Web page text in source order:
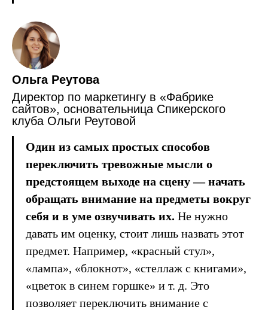
Ольга Реутова
Директор по маркетингу в «Фабрике
сайтов», основательница Спикерского
клуба Ольги Реутовой
Один из самых простых способов
переключить тревожные мысли о
предстоящем выходе на сцену — начать
обращать внимание на предметы вокруг
себя и в уме озвучивать их. Не нужно
давать им оценку, стоит лишь назвать этот
предмет. Например, «красный стул»,
«лампа», «блокнот», «стеллаж с книгами»,
«цветок в синем горшке» и т. д. Это
позволяет переключить внимание с